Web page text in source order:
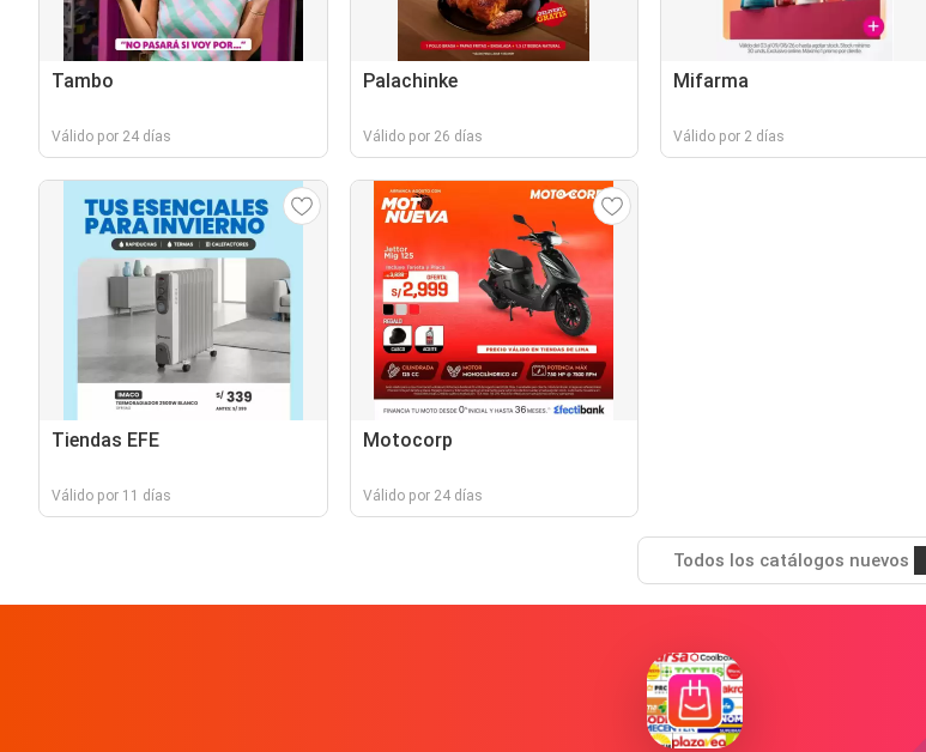
Tambo
Válido por 24 días
Palachinke
Válido por 26 días
Mifarma
Válido por 2 días
Tiendas EFE
Válido por 11 días
Motocorp
Válido por 24 días
Todos los catálogos nuevos